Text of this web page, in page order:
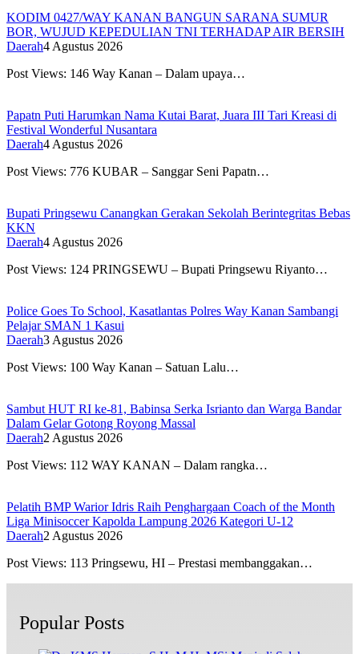
KODIM 0427/WAY KANAN BANGUN SARANA SUMUR
BOR, WUJUD KEPEDULIAN TNI TERHADAP AIR BERSIH
Daerah4 Agustus 2026
Post Views: 146 Way Kanan – Dalam upaya…
Papatn Puti Harumkan Nama Kutai Barat, Juara III Tari Kreasi di
Festival Wonderful Nusantara
Daerah4 Agustus 2026
Post Views: 776 KUBAR – Sanggar Seni Papatn…
Bupati Pringsewu Canangkan Gerakan Sekolah Berintegritas Bebas
KKN
Daerah4 Agustus 2026
Post Views: 124 PRINGSEWU – Bupati Pringsewu Riyanto…
Police Goes To School, Kasatlantas Polres Way Kanan Sambangi
Pelajar SMAN 1 Kasui
Daerah3 Agustus 2026
Post Views: 100 Way Kanan – Satuan Lalu…
Sambut HUT RI ke-81, Babinsa Serka Isrianto dan Warga Bandar
Dalam Gelar Gotong Royong Massal
Daerah2 Agustus 2026
Post Views: 112 WAY KANAN – Dalam rangka…
Pelatih BMP Warior Idris Raih Penghargaan Coach of the Month
Liga Minisoccer Kapolda Lampung 2026 Kategori U-12
Daerah2 Agustus 2026
Post Views: 113 Pringsewu, HI – Prestasi membanggakan…
Popular Posts